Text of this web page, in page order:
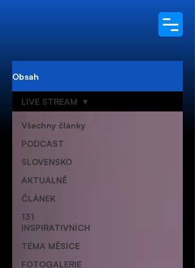
Obsah
Všechny články
PODCAST
SLOVENSKO
AKTUÁLNĚ
ČLÁNEK
131
INSPIRATIVNÍCH
TÉMA MĚSÍCE
FOTOGALERIE
LIVE STREAM